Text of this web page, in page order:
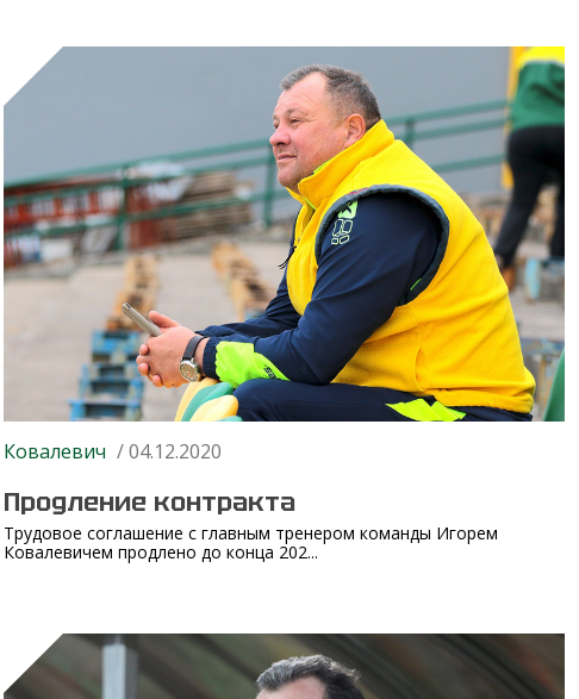
Ковалевич / 04.12.2020
Продление контракта
Трудовое соглашение с главным тренером команды Игорем
Ковалевичем продлено до конца 202...